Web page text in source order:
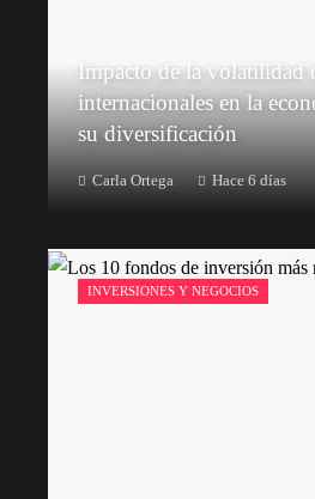
Impacto de la volatilidad
internacionales en la
su diversificación
Carla Ortega Hace 6 días
INVERSIONES Y NEGOCIOS